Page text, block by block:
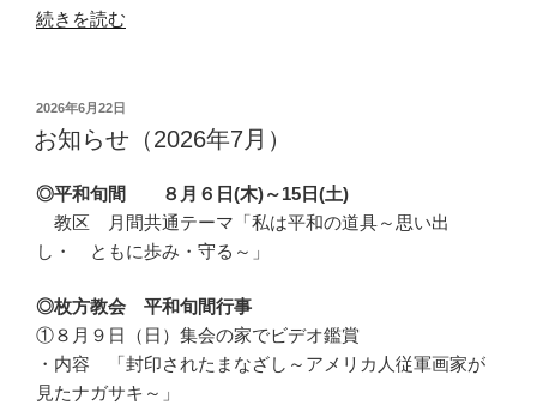
“回
任
司
昌
川
信
の
続きを読む
投
稿
日:
2026年6月22日
お知らせ（2026年7月）
◎平和旬間 ８月６日(木)～15日(土)
教区 月間共通テーマ「私は平和の道具～思い出
し・ ともに歩み・守る～」
◎枚方教会 平和旬間行事
①８月９日（日）集会の家でビデオ鑑賞
・内容 「封印されたまなざし～アメリカ人従軍画家が
見たナガサキ～」